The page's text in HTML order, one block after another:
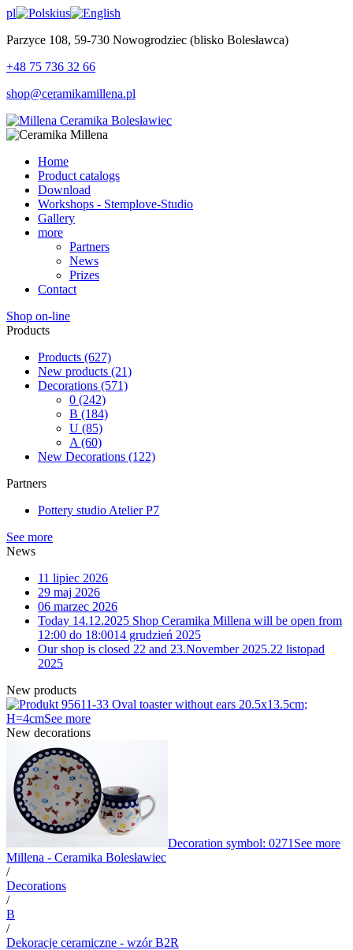
pl
us
Parzyce 108, 59-730 Nowogrodziec (blisko Bolesławca)
+48 75 736 32 66
shop@ceramikamillena.pl
Home
Product catalogs
Download
Workshops - Stemplove-Studio
Gallery
more
Partners
News
Prizes
Contact
Shop on-line
Products
Products (627)
New products (21)
Decorations (571)
0 (242)
B (184)
U (85)
A (60)
New Decorations (122)
Partners
Pottery studio Atelier P7
See more
News
11 lipiec 2026
29 maj 2026
06 marzec 2026
Today 14.12.2025 Shop Ceramika Millena will be open from
12:00 do 18:0014 grudzień 2025
Our shop is closed 22 and 23.November 2025.22 listopad
2025
New products
11-33 Oval toaster without ears 20.5x13.5cm;
H=4cmSee more
New decorations
Decoration symbol: 0271 See more
Millena - Ceramika Bolesławiec
/
Decorations
/
B
/
Dekoracje ceramiczne - wzór B2R